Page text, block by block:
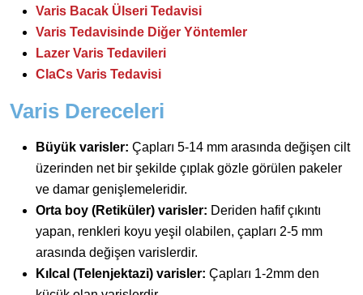
Varis Bacak Ülseri Tedavisi
Varis Tedavisinde Diğer Yöntemler
Lazer Varis Tedavileri
ClaCs Varis Tedavisi
Varis Dereceleri
Büyük varisler: Çapları 5-14 mm arasında değişen cilt
üzerinden net bir şekilde çıplak gözle görülen pakeler
ve damar genişlemeleridir.
Orta boy (Retiküler) varisler: Deriden hafif çıkıntı
yapan, renkleri koyu yeşil olabilen, çapları 2-5 mm
arasında değişen varislerdir.
Kılcal (Telenjektazi) varisler: Çapları 1-2mm den